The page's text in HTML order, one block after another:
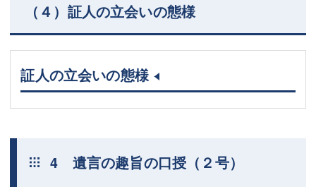
（４）証人の立会いの態様
証人の立会いの態様
4 遺言の趣旨の口授（２号）